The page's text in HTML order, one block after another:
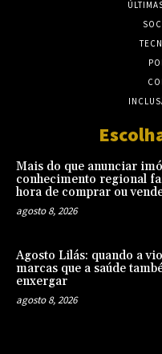
Mais do que anunciar
conhecimento regional
hora de comprar ou
agosto 8, 2026
Agosto Lilás: quando a
marcas que a saúde
enxergar
agosto 8, 2026